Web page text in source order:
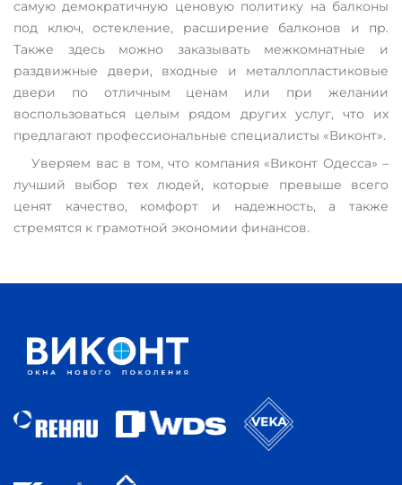
самую демократичную ценовую политику на балконы
под ключ, остекление, расширение балконов и пр.
Также здесь можно заказывать межкомнатные и
раздвижные двери, входные и металлопластиковые
двери по отличным ценам или при желании
воспользоваться целым рядом других услуг, что их
предлагают профессиональные специалисты «Виконт».
Уверяем вас в том, что компания «Виконт Одесса» –
лучший выбор тех людей, которые превыше всего
ценят качество, комфорт и надежность, а также
стремятся к грамотной экономии финансов.